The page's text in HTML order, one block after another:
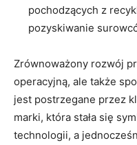
pochodzących z
pozyskiwanie
Zrównoważony rozwój
operacyjną, ale także
jest postrzegane przez
marki, która stała się
technologii, a